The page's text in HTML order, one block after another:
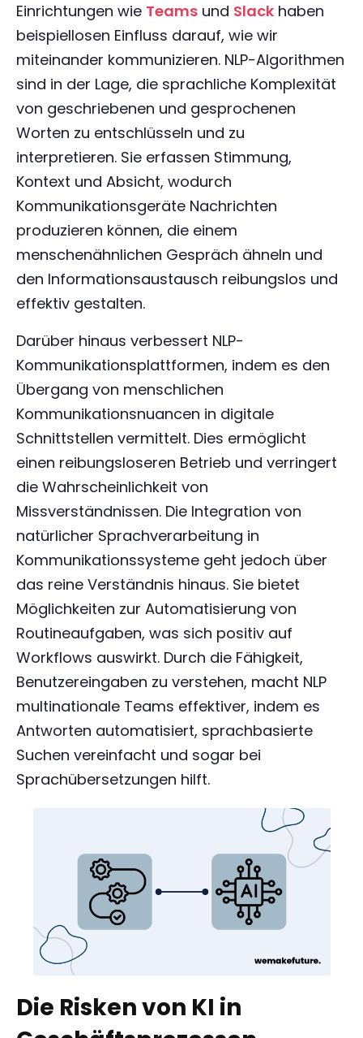
Einrichtungen wie Teams und Slack haben
beispiellosen Einfluss darauf, wie wir
miteinander kommunizieren. NLP-Algorithmen
sind in der Lage, die sprachliche Komplexität
von geschriebenen und gesprochenen
Worten zu entschlüsseln und zu
interpretieren. Sie erfassen Stimmung,
Kontext und Absicht, wodurch
Kommunikationsgeräte Nachrichten
produzieren können, die einem
menschenähnlichen Gespräch ähneln und
den Informationsaustausch reibungslos und
effektiv gestalten.
Darüber hinaus verbessert NLP-
Kommunikationsplattformen, indem es den
Übergang von menschlichen
Kommunikationsnuancen in digitale
Schnittstellen vermittelt. Dies ermöglicht
einen reibungsloseren Betrieb und verringert
die Wahrscheinlichkeit von
Missverständnissen. Die Integration von
natürlicher Sprachverarbeitung in
Kommunikationssysteme geht jedoch über
das reine Verständnis hinaus. Sie bietet
Möglichkeiten zur Automatisierung von
Routineaufgaben, was sich positiv auf
Workflows auswirkt. Durch die Fähigkeit,
Benutzereingaben zu verstehen, macht NLP
multinationale Teams effektiver, indem es
Antworten automatisiert, sprachbasierte
Suchen vereinfacht und sogar bei
Sprachübersetzungen hilft.
Die Risken von KI in